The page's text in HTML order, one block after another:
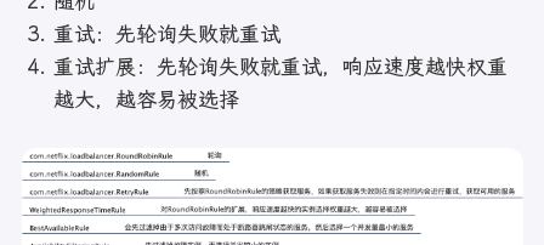
重试：先轮询失败就重试
重试扩展：先轮询失败就重试，响应速度越快权重
越大，越容易被选择